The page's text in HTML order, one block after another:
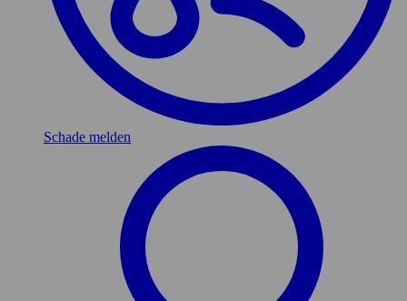
Schade melden